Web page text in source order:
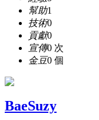
幫助1
技術0
貢獻0
宣傳0 次
金豆0 個
BaeSuzy